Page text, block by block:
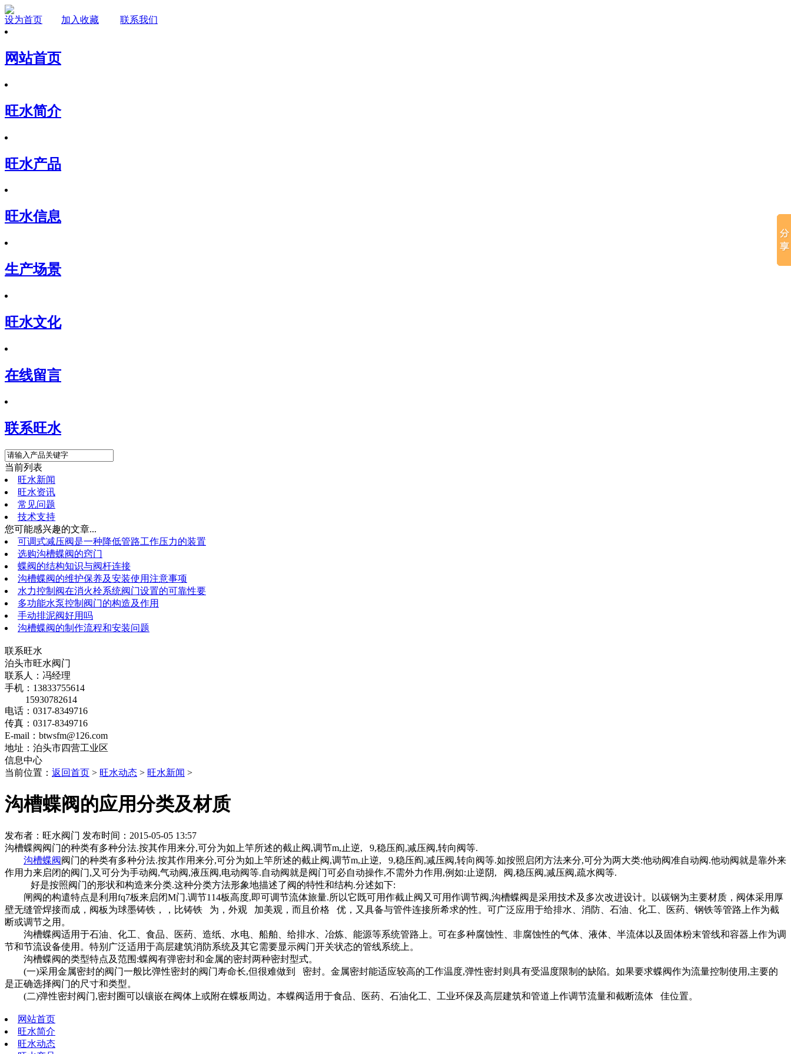
设为首页 加入收藏 联系我们
网站首页
旺水简介
旺水产品
旺水信息
生产场景
旺水文化
在线留言
联系旺水
当前列表
旺水新闻
旺水资讯
常见问题
技术支持
您可能感兴趣的文章...
可调式减压阀是一种降低管路工作压力的装置
选购沟槽蝶阀的窍门
蝶阀的结构知识与阀杆连接
沟槽蝶阀的维护保养及安装使用注意事项
水力控制阀在消火栓系统阀门设置的可靠性要
多功能水泵控制阀门的构造及作用
手动排泥阀好用吗
沟槽蝶阀的制作流程和安装问题
联系旺水
泊头市旺水阀门
联系人：冯经理
手机：13833755614
15930782614
电话：0317-8349716
传真：0317-8349716
E-mail：btwsfm@126.com
地址：泊头市四营工业区
信息中心
当前位置： 返回首页 > 旺水动态 > 旺水新闻 >
沟槽蝶阀的应用分类及材质
发布者：旺水阀门 发布时间：2015-05-05 13:57
沟槽蝶阀阀门的种类有多种分法.按其作用来分,可分为如上竿所述的截止阀,调节m,止逆, 9,稳压阎,减压阀,转向阀等.
沟槽蝶阀阀门的种类有多种分法.按其作用来分,可分为如上竿所述的截止阀,调节m,止逆, 9,稳压阎,减压阀,转向阀等.如按照启闭方法来分,可分为两大类:他动阀准自动阀.他动阀就是靠外来
作用力来启闭的阀门,又可分为手动阀,气动阀,液压阀,电动阀等.自动阀就是阀门可必自动操作,不需外力作用,例如:止逆阴, 阀,稳压阀,减压阀,疏水阀等.
好是按照阀门的形状和构造来分类.这种分类方法形象地描述了阀的特性和结构.分述如下:
闸阀的构遣特点是利用fq7板来启闭M门.调节114板高度,即可调节流体旅量.所以它既可用作截止阀又可用作调节阀,沟槽蝶阀是采用技术及多次改进设计。以碳钢为主要材质，阀体采用厚
壁无缝管焊接而成，阀板为球墨铸铁，，比铸铁 为，外观 加美观，而且价格 优，又具备与管件连接所希求的性。可广泛应用于给排水、消防、石油、化工、医药、钢铁等管路上作为截
断或调节之用。
沟槽蝶阀适用于石油、化工、食品、医药、造纸、水电、船舶、给排水、冶炼、能源等系统管路上。可在多种腐蚀性、非腐蚀性的气体、液体、半流体以及固体粉末管线和容器上作为调
节和节流设备使用。特别广泛适用于高层建筑消防系统及其它需要显示阀门开关状态的管线系统上。
沟槽蝶阀的类型特点及范围:蝶阀有弹密封和金属的密封两种密封型式。
(一)采用金属密封的阀门一般比弹性密封的阀门寿命长,但很难做到 密封。金属密封能适应较高的工作温度,弹性密封则具有受温度限制的缺陷。如果要求蝶阀作为流量控制使用,主要的
是正确选择阀门的尺寸和类型。
(二)弹性密封阀门,密封圈可以镶嵌在阀体上或附在蝶板周边。本蝶阀适用于食品、医药、石油化工、工业环保及高层建筑和管道上作调节流量和截断流体 佳位置。
网站首页
旺水简介
旺水动态